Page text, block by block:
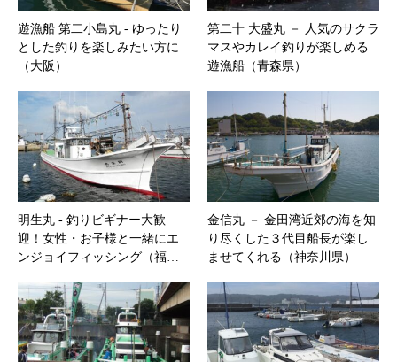
遊漁船 第二小島丸 ‐ ゆったり
とした釣りを楽しみたい方に
（大阪）
第二十 大盛丸 － 人気のサクラ
マスやカレイ釣りが楽しめる
遊漁船（青森県）
明生丸 ‐ 釣りビギナー大歓
迎！女性・お子様と一緒にエ
ンジョイフィッシング（福…
金信丸 － 金田湾近郊の海を知
り尽くした３代目船長が楽し
ませてくれる（神奈川県）